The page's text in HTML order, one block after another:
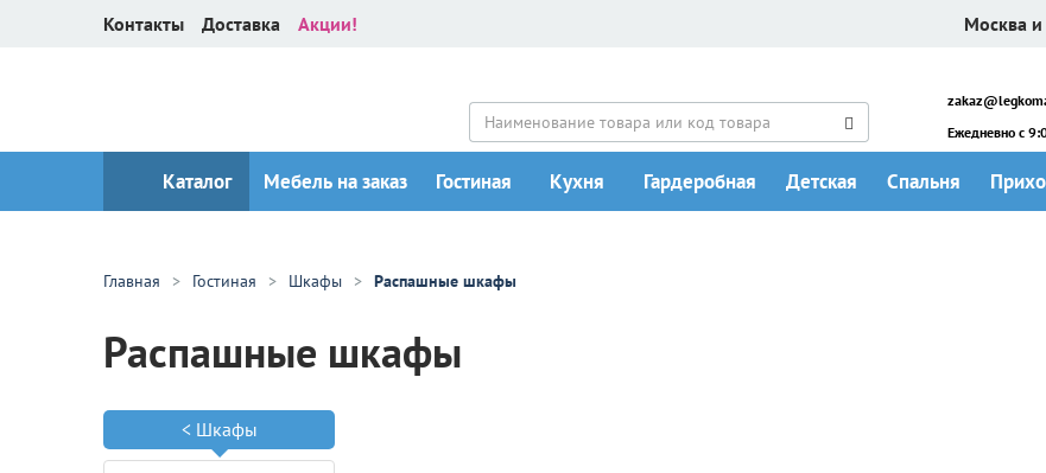
Контакты Доставка Акции! Москва
Ежедневно c
Каталог Мебель на заказ Гостиная Кухня Гардеробная Детская Спальня
Главная Гостиная Шкафы Распашные шкафы
Распашные шкафы
< Шкафы